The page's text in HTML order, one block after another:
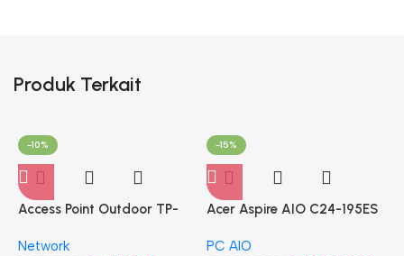
Produk Terkait
-10%
Access Point Outdoor TP-
CPE220
Network
-15%
Acer Aspire AIO C24-195ES
512GB 23.8″ FHD IPS
PC AIO